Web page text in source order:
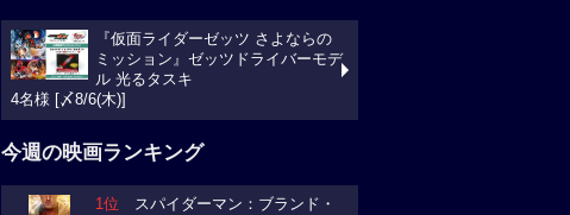
『仮面ライダーゼッツ さよならの
ミッション』ゼッツドライバーモデ
ル 光るタスキ
4名様 [〆8/6(木)]
今週の映画ランキング
1位 スパイダーマン：ブランド・